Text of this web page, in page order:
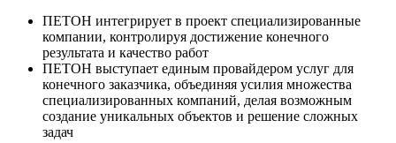
ПЕТОН интегрирует в проект специализированные
компании, контролируя достижение конечного
результата и качество работ
ПЕТОН выступает единым провайдером услуг для
конечного заказчика, объединяя усилия множества
специализированных компаний, делая возможным
создание уникальных объектов и решение сложных
задач